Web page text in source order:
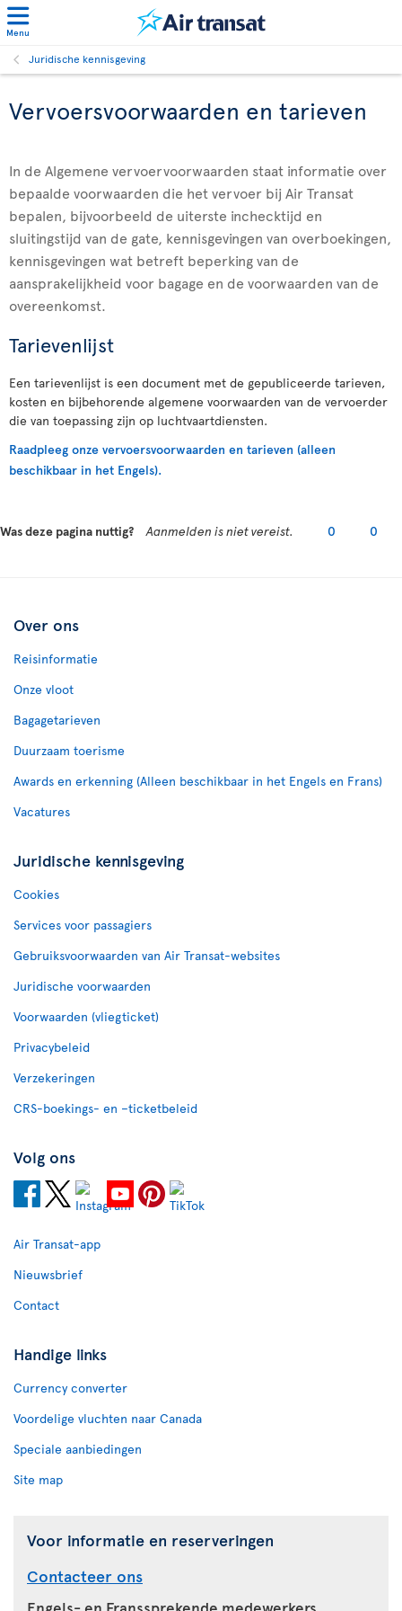
Menu
Juridische kennisgeving
Vervoersvoorwaarden en tarieven
In de Algemene vervoervoorwaarden staat informatie over
bepaalde voorwaarden die het vervoer bij Air Transat
bepalen, bijvoorbeeld de uiterste inchecktijd en
sluitingstijd van de gate, kennisgevingen van overboekingen,
kennisgevingen wat betreft beperking van de
aansprakelijkheid voor bagage en de voorwaarden van de
overeenkomst.
Tarievenlijst
Een tarievenlijst is een document met de gepubliceerde tarieven,
kosten en bijbehorende algemene voorwaarden van de vervoerder
die van toepassing zijn op luchtvaartdiensten.
Raadpleeg onze vervoersvoorwaarden en tarieven (alleen
beschikbaar in het Engels).
Was deze pagina nuttig? Aanmelden is niet vereist. 0 0
Over ons
Reisinformatie
Onze vloot
Bagagetarieven
Duurzaam toerisme
Awards en erkenning (Alleen beschikbaar in het Engels en Frans)
Vacatures
Juridische kennisgeving
Cookies
Services voor passagiers
Gebruiksvoorwaarden van Air Transat-websites
Juridische voorwaarden
Voorwaarden (vliegticket)
Privacybeleid
Verzekeringen
CRS-boekings- en –ticketbeleid
Volg ons
Air Transat-app
Nieuwsbrief
Contact
Handige links
Currency converter
Voordelige vluchten naar Canada
Speciale aanbiedingen
Site map
Voor informatie en reserveringen
Contacteer ons